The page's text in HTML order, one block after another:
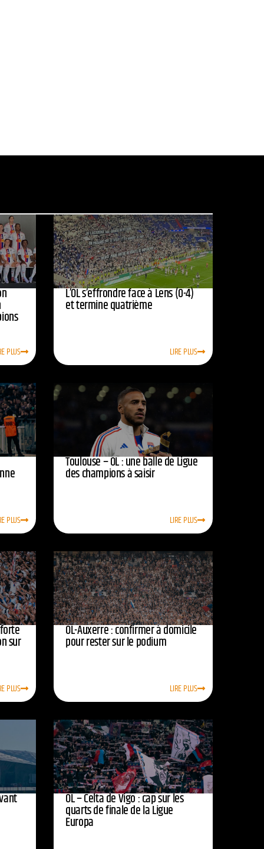
PLUS
L’OL s’effrondre face à Lens (0-4)
et termine quatrième
LIRE PLUS
PLUS
Toulouse – OL : une balle de Ligue
des champions à saisir
LIRE PLUS
sur
PLUS
OL-Auxerre : confirmer à domicile
pour rester sur le podium
LIRE PLUS
OL – Celta de Vigo : cap sur les
quarts de finale de la Ligue
Europa